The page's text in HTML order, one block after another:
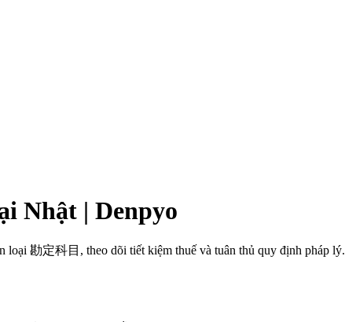
Nhật | Denpyo
勘定科目, theo dõi tiết kiệm thuế và tuân thủ quy định pháp lý.